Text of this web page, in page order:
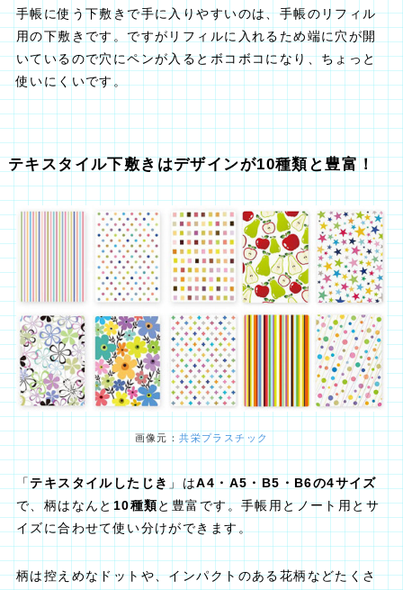
手帳に使う下敷きで手に入りやすいのは、手帳のリフィル
用の下敷きです。ですがリフィルに入れるため端に穴が開
いているので穴にペンが入るとボコボコになり、ちょっと
使いにくいです。
テキスタイル下敷きはデザインが10種類と豊富！
画像元：共栄プラスチック
「 テキスタイルしたじき 」はA4・A5・B5・B6の4サイズ
で、柄はなんと10種類と豊富です。手帳用とノート用とサ
イズに合わせて使い分けができます。
柄は控えめなドットや、インパクトのある花柄などたくさ